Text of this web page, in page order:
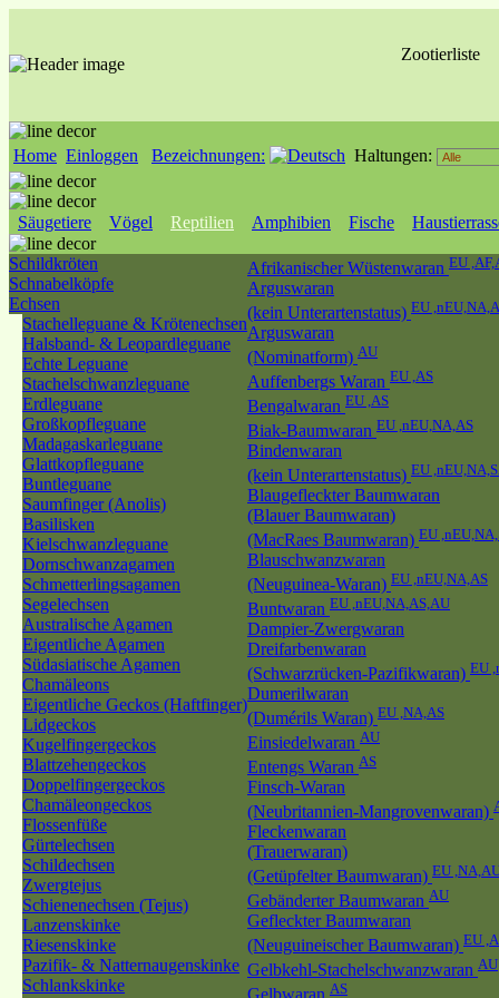
Zootierliste
Home Einloggen Bezeichnungen: Haltungen:
Säugetiere Vögel Reptilien Amphibien Fische
Schildkröten
Schnabelköpfe
Echsen
Stachelleguane & Krötenechsen
Halsband- & Leopardleguane
Echte Leguane
Stachelschwanzleguane
Erdleguane
Großkopfleguane
Madagaskarleguane
Glattkopfleguane
Buntleguane
Saumfinger (Anolis)
Basilisken
Kielschwanzleguane
Dornschwanzagamen
Schmetterlingsagamen
Segelechsen
Australische Agamen
Eigentliche Agamen
Südasiatische Agamen
Chamäleons
Eigentliche Geckos (Haftfinger)
Lidgeckos
Kugelfingergeckos
Blattzehengeckos
Doppelfingergeckos
Chamäleongeckos
Flossenfüße
Gürtelechsen
Schildechsen
Zwergtejus
Schienenechsen (Tejus)
Lanzenskinke
Riesenskinke
Pazifik- & Natternaugenskinke
Schlankskinke
Afrikanischer Wüstenwaran EU
Arguswaran
(kein Unterartenstatus) EU
Arguswaran
(Nominatform) AU
Auffenbergs Waran EU ,AS
Bengalwaran EU ,AS
Biak-Baumwaran EU ,nEU,NA,AS
Bindenwaran
(kein Unterartenstatus) EU
Blaugefleckter Baumwaran
(Blauer Baumwaran)
(MacRaes Baumwaran) EU
Blauschwanzwaran
(Neuguinea-Waran) EU ,nEU,NA,AS
Buntwaran EU ,nEU,NA,AS,AU
Dampier-Zwergwaran
Dreifarbenwaran
(Schwarzrücken-Pazifikwaran) EU
Dumerilwaran
(Dumérils Waran) EU ,NA,AS
Einsiedelwaran AU
Entengs Waran AS
Finsch-Waran
(Neubritannien-Mangrovenwaran)
Fleckenwaran
(Trauerwaran)
(Getüpfelter Baumwaran) EU
Gebänderter Baumwaran AU
Gefleckter Baumwaran
(Neuguineischer Baumwaran) EU
Gelbkehl-Stachelschwanzwaran AU
AS